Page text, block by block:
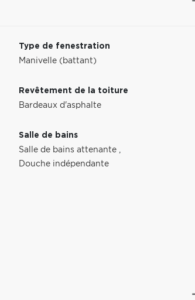
Type de fenestration
Manivelle (battant)
Revêtement de la toiture
Bardeaux d'asphalte
Salle de bains
Salle de bains attenante ,
Douche indépendante